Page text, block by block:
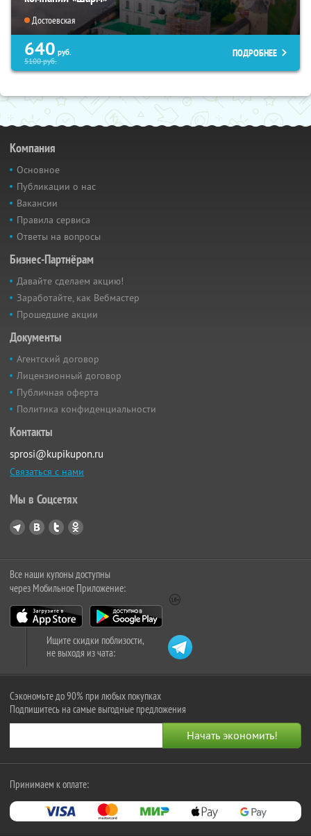
Достоевская
640 руб.
5100руб.
ПОДРОБНЕЕ
Компания
Основное
Публикации о нас
Вакансии
Правила сервиса
Ответы на вопросы
Бизнес-Партнёрам
Давайте сделаем акцию!
Заработайте, как Вебмастер
Прошедшие акции
Документы
Агентский договор
Лицензионный договор
Публичная оферта
Политика конфиденциальности
Контакты
sprosi@kupikupon.ru
Связаться с нами
Мы в Соцсетях
Все наши купоны доступны
через Мобильное Приложение:
Ищите скидки поблизости,
не выходя из чата:
Сэкономьте до 90% при любых покупках
Подпишитесь на самые выгодные предложения
Принимаем к оплате: